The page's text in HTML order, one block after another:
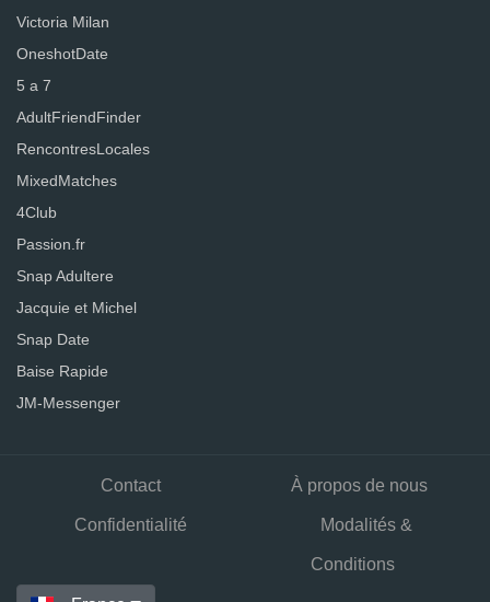
Victoria Milan
OneshotDate
5 a 7
AdultFriendFinder
RencontresLocales
MixedMatches
4Club
Passion.fr
Snap Adultere
Jacquie et Michel
Snap Date
Baise Rapide
JM-Messenger
Contact À propos de nous
Confidentialité Modalités &
Conditions